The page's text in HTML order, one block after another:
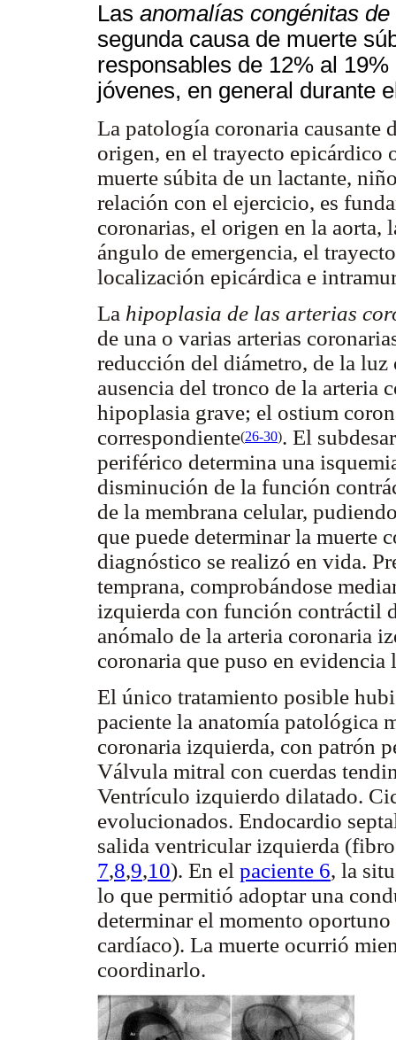
Las anomalías congénitas
segunda causa de muerte
responsables de 12% al
jóvenes, en general durante
La patología coronaria causante
origen, en el trayecto epicárdico
muerte súbita de un lactante,
relación con el ejercicio, es
coronarias, el origen en la
ángulo de emergencia, el
localización epicárdica e
La hipoplasia de las arterias
de una o varias arterias
reducción del diámetro, de la
ausencia del tronco de la arteria
hipoplasia grave; el ostium
correspondiente(26-30). El
periférico determina una
disminución de la función
de la membrana celular,
que puede determinar la muerte
diagnóstico se realizó en vida.
temprana, comprobándose
izquierda con función contráctil
anómalo de la arteria coronaria
coronaria que puso en
El único tratamiento posible
paciente la anatomía patológica
coronaria izquierda, con patrón
Válvula mitral con cuerdas
Ventrículo izquierdo dilatado.
evolucionados. Endocardio
salida ventricular izquierda
7,8,9,10). En el paciente 6, la
lo que permitió adoptar una
determinar el momento
cardíaco). La muerte ocurrió
coordinarlo.